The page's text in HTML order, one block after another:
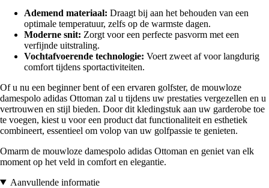
Ademend materiaal: Draagt bij aan het behouden van een
optimale temperatuur, zelfs op de warmste dagen.
Moderne snit: Zorgt voor een perfecte pasvorm met een
verfijnde uitstraling.
Vochtafvoerende technologie: Voert zweet af voor langdurig
comfort tijdens sportactiviteiten.
Of u nu een beginner bent of een ervaren golfster, de mouwloze
damespolo adidas Ottoman zal u tijdens uw prestaties vergezellen en u
vertrouwen en stijl bieden. Door dit kledingstuk aan uw garderobe toe
te voegen, kiest u voor een product dat functionaliteit en esthetiek
combineert, essentieel om volop van uw golfpassie te genieten.
Omarm de mouwloze damespolo adidas Ottoman en geniet van elk
moment op het veld in comfort en elegantie.
Aanvullende informatie